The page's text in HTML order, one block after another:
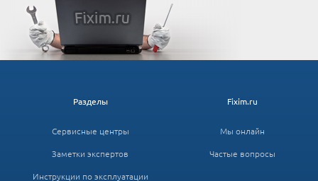
Fixim.ru
Мы онлайн
Частые вопросы
Разделы
Сервисные центры
Заметки экспертов
Инструкции по эксплуатации